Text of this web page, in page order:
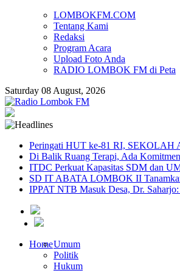
LOMBOKFM.COM
Tentang Kami
Redaksi
Program Acara
Upload Foto Anda
RADIO LOMBOK FM di Peta
Saturday 08 August, 2026
Peringati HUT ke-81 RI, SEKOLAH
Di Balik Ruang Terapi, Ada
ITDC Perkuat Kapasitas SDM dan
SD IT ABATA LOMBOK II
IPPAT NTB Masuk Desa, Dr.
HomeUmum
Politik
Hukum